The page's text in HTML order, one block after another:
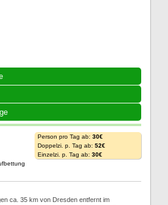
Person pro Tag ab: 30€
Doppelzi. p. Tag ab: 52€
Einzelzi. p. Tag ab: 30€
ca. 35 km von Dresden entfernt im